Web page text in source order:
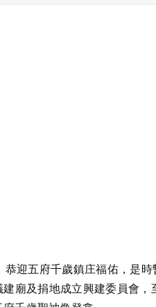
迎五府千歲鎮庄福佑，是時
廟及捐地成立興建委員會，